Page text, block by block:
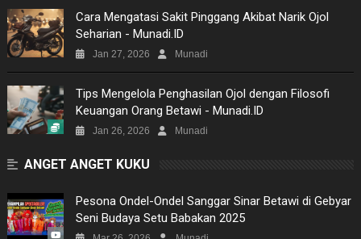
PICTURES
SITEMAP
Cara Mengatasi Sakit Pinggang Akibat Narik Ojol
Seharian - Munadi.ID
Jan 27, 2026 Munadi
Tips Mengelola Penghasilan Ojol dengan Filosofi
Keuangan Orang Betawi - Munadi.ID
Jan 26, 2026 Munadi
ANGET ANGET KUKU
Pesona Ondel-Ondel Sanggar Sinar Betawi di Gebyar
Seni Budaya Setu Babakan 2025